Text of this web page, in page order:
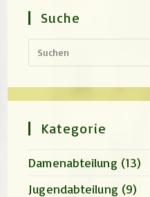
Suche
Kategorie
Damenabteilung (13)
Jugendabteilung (9)